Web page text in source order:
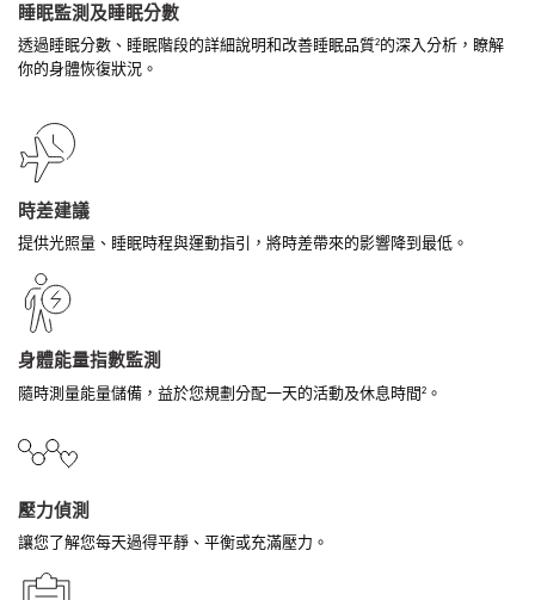
睡眠監測及睡眠分數
透過睡眠分數、睡眠階段的詳細說明和改善睡眠品質2的深入分析，瞭解
你的身體恢復狀況。
時差建議
提供光照量、睡眠時程與運動指引，將時差帶來的影響降到最低。
身體能量指數監測
隨時測量能量儲備，益於您規劃分配一天的活動及休息時間2 。
壓力偵測
讓您了解您每天過得平靜、平衡或充滿壓力。